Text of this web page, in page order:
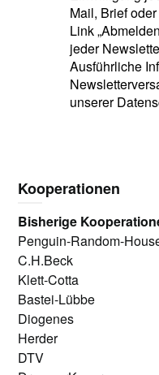
Mail, Brief
Link
jeder
Ausführliche
unserer
Kooperationen
Bisherige
Penguin-Random-
C.H.Beck
Klett-Cotta
Bastei-Lübbe
Diogenes
Herder
DTV